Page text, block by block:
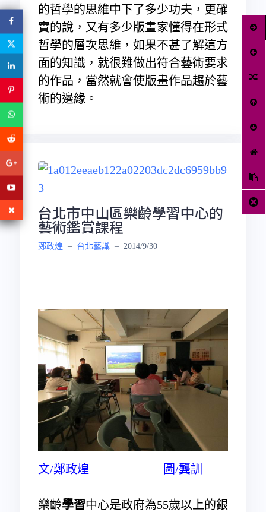
的哲學的思維中下了多少功夫，更確
實的說，又有多少版畫家懂得在形式
哲學的層次思維，如果不甚了解這方
面的知識，就很難做出符合藝術要求
的作品，當然就會使版畫作品趨於藝
術的邊緣。
台北市中山區樂齡學習中心的
藝術鑑賞課程
鄭政煌 – 台北藝識 – 2014/9/30
文/鄭政煌 圖/龔訓
樂齡學習中心是政府為55歲以上的銀